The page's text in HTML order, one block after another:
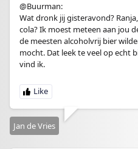
@Buurman:
Wat dronk jij gisteravond?
cola? Ik moest meteen aan jou
de meesten alcoholvrij bier
mocht. Dat leek te veel op echt
vind ik.
Jan de Vries